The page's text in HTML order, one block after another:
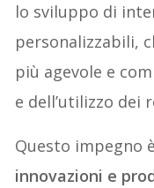
lo sviluppo di
personalizzabili,
più agevole e
e dell’utilizzo dei
Questo impegno
innovazioni e